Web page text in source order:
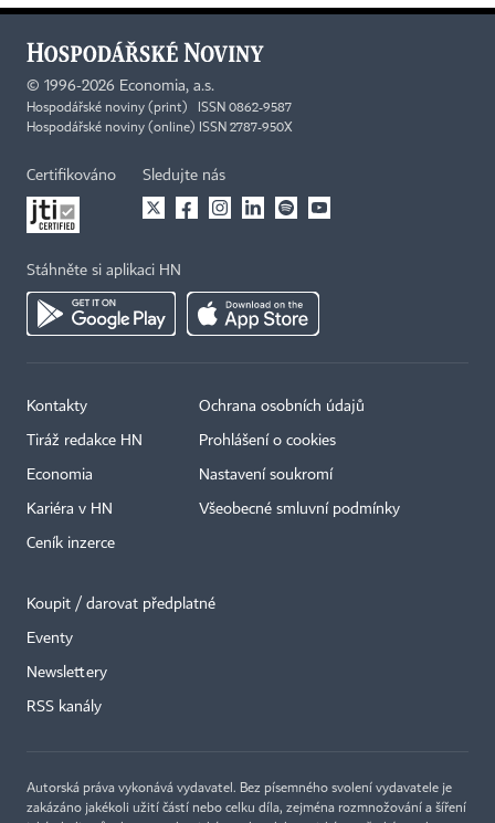
© 1996-2026 Economia, a.s.
Hospodářské noviny (print) ISSN 0862-9587
Hospodářské noviny (online) ISSN 2787-950X
Certifikováno Sledujte nás
Stáhněte si aplikaci HN
Kontakty
Tiráž redakce HN
Economia
Kariéra v HN
Ceník inzerce
Ochrana osobních údajů
Prohlášení o cookies
Nastavení soukromí
Všeobecné smluvní podmínky
Koupit / darovat předplatné
Eventy
Newslettery
RSS kanály
Autorská práva vykonává vydavatel. Bez písemného svolení vydavatele je
zakázáno jakékoli užití částí nebo celku díla, zejména rozmnožování a šíření